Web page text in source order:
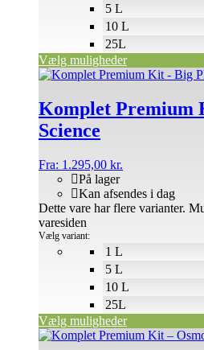
Vælg muligheder
5 L
10 L
25L
Komplet Premium
Science
Fra: 1.295,00 kr.
På lager
Kan afsendes i dag
Vælg variant:
Vælg muligheder
Dette vare har flere varianter.
varesiden
1 L
5 L
10 L
25L